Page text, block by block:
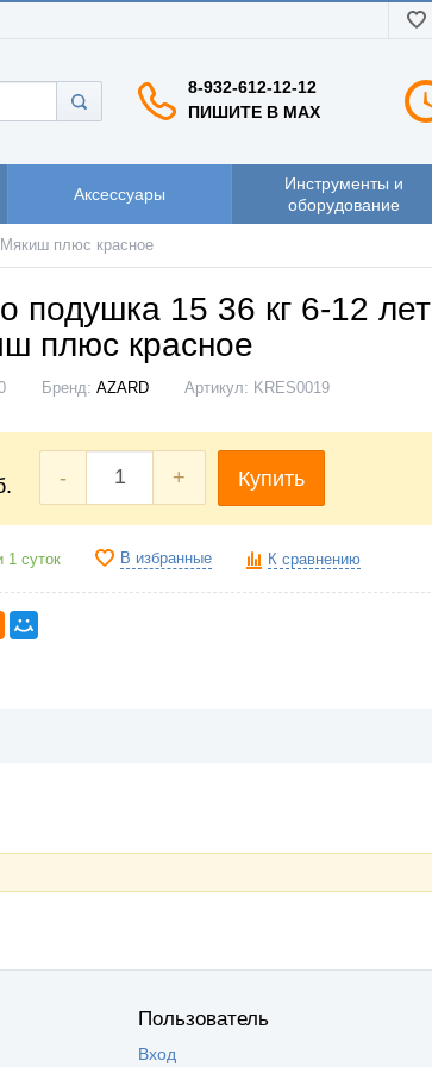
8-932-612-12-12
ПИШИТЕ В MAX
Аксессуары
Инструменты и
оборудование
Мякиш плюс красное
подушка 15 36 кг 6-12 лет
плюс красное
Бренд: AZARD Артикул: KRES0019
- + Купить
1 суток В избранные К сравнению
Пользователь
Вход